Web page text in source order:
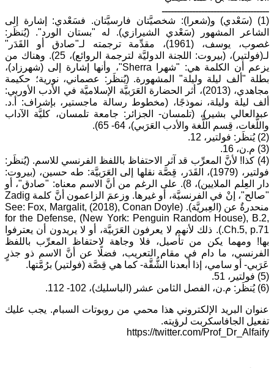
ـــــــــــــــــــــــــــــــــــ
(1) (سَعْدي) و(شعرا): شخصيَّتان فارسيَّتان. فسَعْدي: إشارة إلى
الشاعر المشهور (سَعْدي الشيرازي). له "بستان الورد". (يُنظَر:
غصوب، يوسف، (1961)، مقدِّمة ترجمته لـ"صادق أو القَدَر"
لـ(فولتير)، (بيروت: اللجنة الدوليَّة لترجمة الروائع)، 25). وهناك من
يزعم أن الكلمة هي: "شهرا Sherra"، وأنها إشارة إلى (شهرزاد)،
بطلة "ألف ليلة وليلة" المشهورة. (يُنظَر: عصماني، نورية؛ حكيمة
مجاهدي، (2013)، أثر الحضارة العَرَبيَّة الإسلاميَّة في الأدب الأوربي:
ألف ليلة وليلة، نموذجًا، (مخطوط رسالة ماجستير، بإشراف: أ.د.
عبدالعالي بشير)، (تلمسان- الجزائر: جامعة تلمسان، كليَّة الآداب
واللُّغات، قِسم اللُّغة والأدب العَرَبي)، 64- 65).
(2) يُنظَر: فولتير، 12.
(3) م.ن، 16.
(4) كذا! لأنَّ المعرِّب قد آثر الاحتفاظ باللفظ الفرنسي للاسم. (يُنظَر:
فولتير، (1979)، القَدَر، قِصَّة نقلها إلى العَرَبيَّة: طه حسين، (بيروت:
دار العِلم الملايين)، 8). على الرغم من أنَّ الاسم معناه: "صادق"، أو
"صالح"، إنْ في الفرنسيَّة، أو غيرها. وزعمَ الزاعمون أنَّ كلمة Zadig
منحدرةٌ عن (العِبريَّة). (See: Fox, Margalit, (2018), Conan Doyle
for the Defense, (New York: Penguin Random House), B.2,
Ch.5, p.71.). ذلك لأنهم لا يعرفون العَرَبيَّة، أو لا يريدون أن يعترفوا
بها! ومهما يكن من تأصيل، فلا وجاهة لاحتفاظ المعرِّب باللفظ
الفرنسي، ما دام في مقام التعريب، فضلًا عن أنَّ الاسم ذو جذرٍ
عَرَبي- أو سامي، إذا أبعدنا الشُّقَّة- كما هي قِصَّة (فولتير) برُمَّتها.
(5) فولتير، 51.
(6) يُنظَر: م.ن، الفصل الثامن عشر (الباسليك)، 102- 112.
عنوان البريد الإلكتروني هذا محمي من روبوتات السبام. يجب عليك
تفعيل الجافاسكربت لرؤيته.
https://twitter.com/Prof_Dr_Alfaify